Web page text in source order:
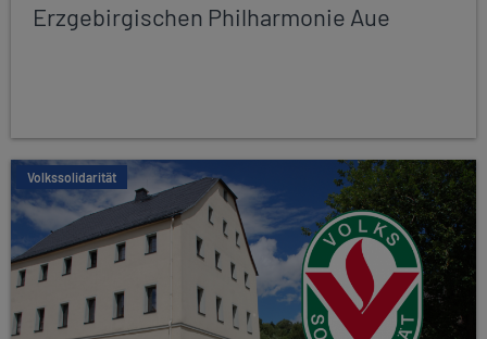
Erzgebirgischen Philharmonie Aue
Volkssolidarität